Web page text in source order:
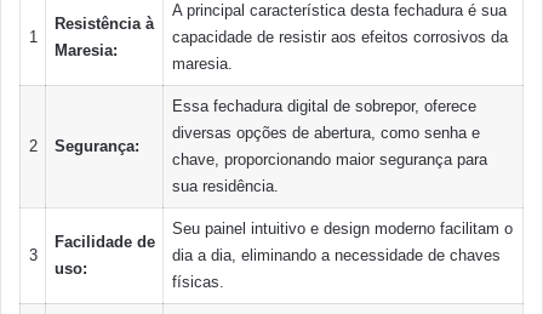
1
Resistência à
Maresia:
A principal característica desta fechadura é sua
capacidade de resistir aos efeitos corrosivos da
maresia.
2 Segurança:
Essa fechadura digital de sobrepor, oferece
diversas opções de abertura, como senha e
chave, proporcionando maior segurança para
sua residência.
3
Facilidade de
uso:
Seu painel intuitivo e design moderno facilitam o
dia a dia, eliminando a necessidade de chaves
físicas.